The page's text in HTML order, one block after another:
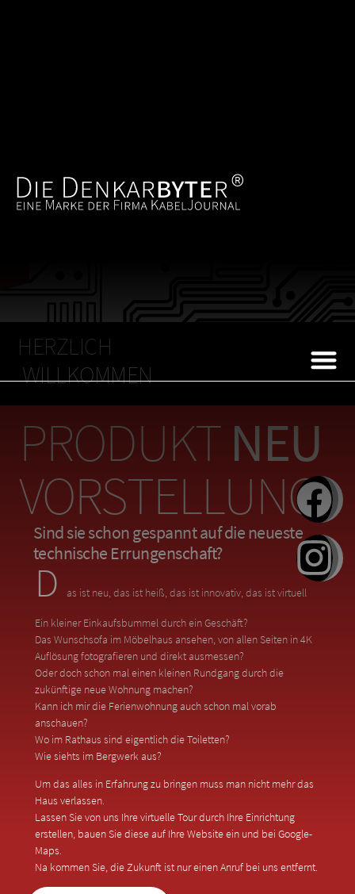
KONTAKT
Beratung Design Realisierung Hosting
HERZLICH
WILLKOMMEN
neu
PRODUKT NEU
VORSTELLUNG
Sind sie schon gespannt auf die neueste
technische Errungenschaft?
D as ist neu, das ist heiß, das ist innovativ, das ist virtuell
Ein kleiner Einkaufsbummel durch ein Geschäft?
Das Wunschsofa im Möbelhaus ansehen, von allen Seiten in 4K
Auflösung fotografieren und direkt ausmessen?
Oder doch schon mal einen kleinen Rundgang durch die
zukünftige neue Wohnung machen?
Kann ich mir die Ferienwohnung auch schon mal vorab
anschauen?
Wo im Rathaus sind eigentlich die Toiletten?
Wie siehts im Bergwerk aus?
Um das alles in Erfahrung zu bringen muss man nicht mehr das
Haus verlassen.
Lassen Sie von uns Ihre virtuelle Tour durch Ihre Einrichtung
erstellen, bauen Sie diese auf Ihre Website ein und bei Google-
Maps.
Na kommen Sie, die Zukunft ist nur einen Anruf bei uns entfernt.